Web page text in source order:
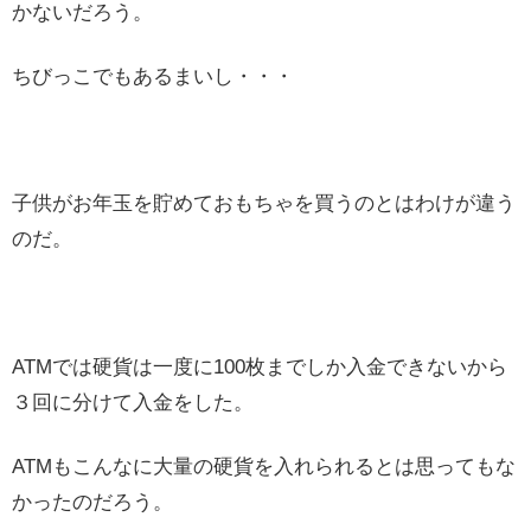
かないだろう。
ちびっこでもあるまいし・・・
子供がお年玉を貯めておもちゃを買うのとはわけが違う
のだ。
ATMでは硬貨は一度に100枚までしか入金できないから
３回に分けて入金をした。
ATMもこんなに大量の硬貨を入れられるとは思ってもな
かったのだろう。